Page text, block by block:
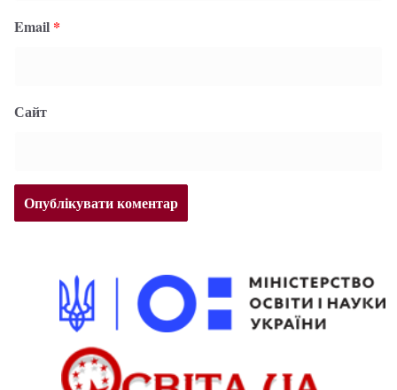
Email *
Сайт